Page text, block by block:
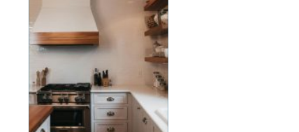
av hur väl fastigheten
tas om hand. När
trapphus blir smutsiga,
dammiga...